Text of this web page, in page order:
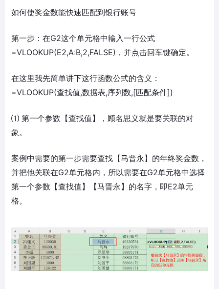
如何使奖金数能快速匹配到银行账号
第一步：在G2这个单元格中输入一行公式
=VLOOKUP(E2,A:B,2,FALSE)，并点击回车键确定。
在这里我先简单讲下这行函数公式的含义：
=VLOOKUP(查找值,数据表,序列数,[匹配条件])
⑴ 第一个参数【查找值】，顾名思义就是要关联的对
象。
案例中需要的第一步需要查找【马晋永】的年终奖金数，
并把他关联在G2单元格内，所以需要在G2单元格中选择
第一个参数【查找值】【马晋永】的名字，即E2单元
格。